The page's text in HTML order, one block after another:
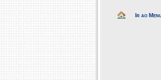
Ir ao